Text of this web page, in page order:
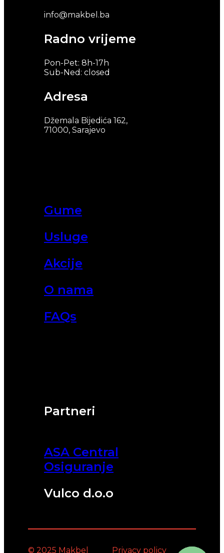
Partneri
ASA Central
Osiguranje
Vulco d.o.o
Gume
Usluge
Akcije
O nama
FAQs
info@makbel.ba
Radno vrijeme
Pon-Pet: 8h-17h
Sub-Ned: closed
Adresa
Džemala Bijedića 162,
71000, Sarajevo
© 2025 Makbel Privacy policy